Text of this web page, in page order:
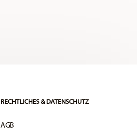
RECHTLICHES & DATENSCHUTZ
AGB